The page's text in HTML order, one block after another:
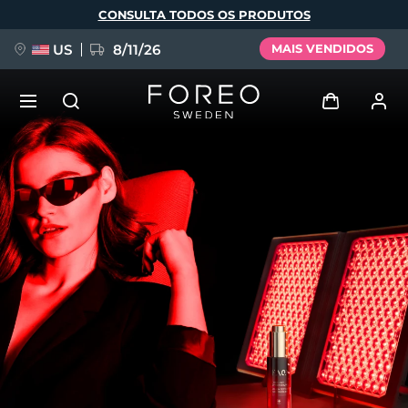
principal
CONSULTA TODOS OS PRODUTOS
US 8/11/26 MAIS VENDIDOS
Meus aparelhos
Meus pedidos
Meus endereços
As minhas subscrições
NOVIDADE
FAQ™ Pure Beauty-Tech Elixir
BREAKING NEWS
issa™ Teeth Whitening Set
Idioma
English Deutsch
Español
Français
Italiano
Português
Polski
Svenska
Русский
Türkçe
简体中文 繁體中文